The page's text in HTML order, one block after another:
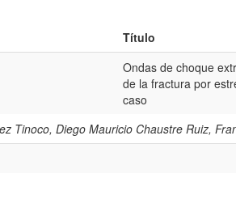
Título
Ondas de choque
de la fractura por
caso
Tinoco, Diego Mauricio Chaustre Ruiz,